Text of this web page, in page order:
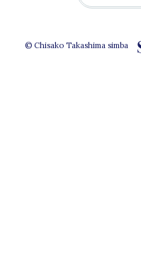
© Chisako Takashima simba